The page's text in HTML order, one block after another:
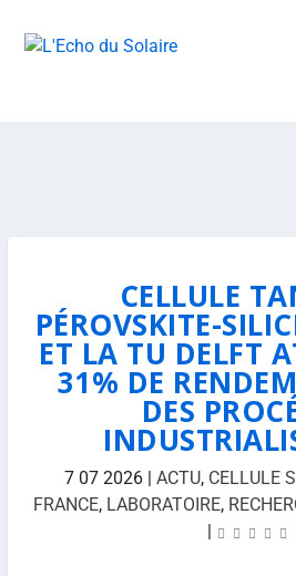
CELLULE
PÉROVSKITE-
ET LA TU DELFT
31% DE
DES
7 07 2026 |ACTU, CELLULE
FRANCE, LABORATOIRE,
|